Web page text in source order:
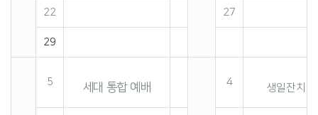
22 27
29
5 세대 통합 예배 4 생일잔치